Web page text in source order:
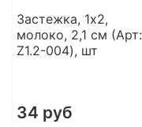
Застежка, 1х2,
молоко, 2,1 см (Арт:
Z1.2-004), шт
34 руб